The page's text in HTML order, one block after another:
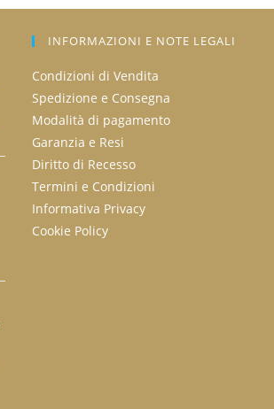
INFORMAZIONI E NOTE LEGALI
Condizioni di Vendita
Spedizione e Consegna
Modalità di pagamento
Garanzia e Resi
Diritto di Recesso
Termini e Condizioni
Informativa Privacy
Cookie Policy